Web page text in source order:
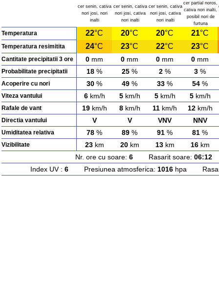
cer senin, cativa
nori josi, nori
inalti
cer senin, cativa
nori josi, cativa
nori inalti
cer senin, cativa
nori josi, cativa
nori inalti
cer partial noros,
cativa nori inalti,
posibil nori de
furtuna
Temperatura 22°C 20°C 20°C 21°C
Temperatura resimitita 24°C 23°C 22°C 23°C
Cantitate precipitatii 3 ore 0 mm 0 mm 0 mm 0 mm
Probabilitate precipitatii 18 % 25 % 2 % 3 %
Acoperire cu nori 30 % 49 % 33 % 54 %
Viteza vantului 6km/h 5km/h 5km/h 5km/h
Rafale de vant 19km/h 8km/h 11 km/h 12km/h
Directia vantului V V VNV NNV
Umiditatea relativa 78 % 89 % 91 % 81 %
Vizibilitate 23km 20km 13km 16km
Nr. ore cu soare: 6Rasarit soare: 06:12
Index UV : 6Presiunea atmosferica: 1016hpa